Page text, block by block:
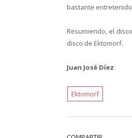
bastante
Resumiendo, el
disco de Ektomorf.
Juan José Díez
Ektomorf